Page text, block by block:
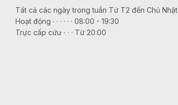
Tất cả các ngày trong tuần Từ T2 đến Chủ Nhật
Hoạt động · · · · · · 08:00 - 19:30
Trực cấp cứu· · · · Từ 20:00